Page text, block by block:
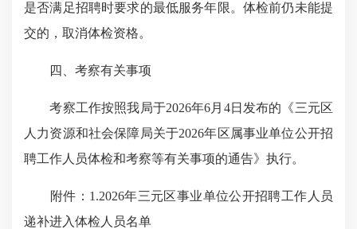
是否满足招聘时要求的最低服务年限。体检前仍未能提
交的，取消体检资格。
四、考察有关事项
考察工作按照我局于2026年6月4日发布的《三元区
人力资源和社会保障局关于2026年区属事业单位公开招
聘工作人员体检和考察等有关事项的通告》执行。
附件：1.2026年三元区事业单位公开招聘工作人员
递补进入体检人员名单